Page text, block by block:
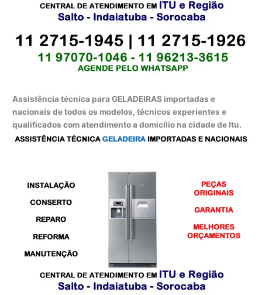
Assistência técnica para GELADEIRAS importadas e
nacionais de todos os modelos, técnicos experientes e
qualificados com atendimento a domicílio na cidade de Itu.